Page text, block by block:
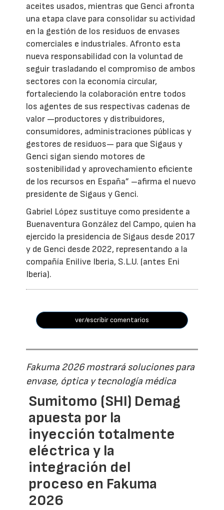
aceites usados, mientras que Genci afronta
una etapa clave para consolidar su actividad
en la gestión de los residuos de envases
comerciales e industriales. Afronto esta
nueva responsabilidad con la voluntad de
seguir trasladando el compromiso de ambos
sectores con la economía circular,
fortaleciendo la colaboración entre todos
los agentes de sus respectivas cadenas de
valor —productores y distribuidores,
consumidores, administraciones públicas y
gestores de residuos— para que Sigaus y
Genci sigan siendo motores de
sostenibilidad y aprovechamiento eficiente
de los recursos en España” –afirma el nuevo
presidente de Sigaus y Genci.
Gabriel López sustituye como presidente a
Buenaventura González del Campo, quien ha
ejercido la presidencia de Sigaus desde 2017
y de Genci desde 2022, representando a la
compañía Enilive Iberia, S.L.U. (antes Eni
Iberia).
ver/escribir comentarios
Fakuma 2026 mostrará soluciones para
envase, óptica y tecnología médica
Sumitomo (SHI) Demag
apuesta por la
inyección totalmente
eléctrica y la
integración del
proceso en Fakuma
2026